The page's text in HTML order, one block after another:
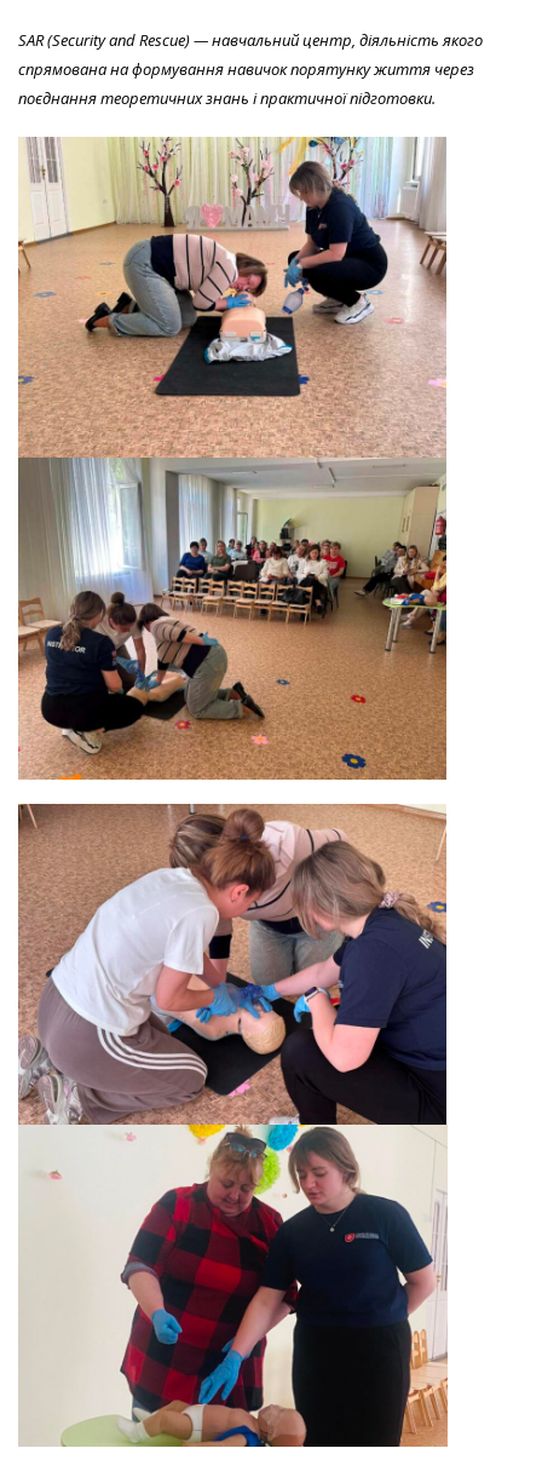
SAR (Security and Rescue) — навчальний центр, діяльність якого
спрямована на формування навичок порятунку життя через
поєднання теоретичних знань і практичної підготовки.